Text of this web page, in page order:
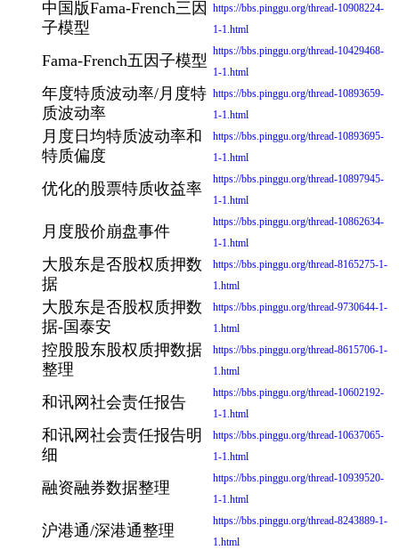
中国版Fama-French三因
子模型
https://bbs.pinggu.org/thread-10908224-
1-1.html
Fama-French五因子模型
https://bbs.pinggu.org/thread-10429468-
1-1.html
年度特质波动率/月度特
质波动率
https://bbs.pinggu.org/thread-10893659-
1-1.html
月度日均特质波动率和
特质偏度
https://bbs.pinggu.org/thread-10893695-
1-1.html
优化的股票特质收益率
https://bbs.pinggu.org/thread-10897945-
1-1.html
月度股价崩盘事件
https://bbs.pinggu.org/thread-10862634-
1-1.html
大股东是否股权质押数
据
https://bbs.pinggu.org/thread-8165275-1-
1.html
大股东是否股权质押数
据-国泰安
https://bbs.pinggu.org/thread-9730644-1-
1.html
控股股东股权质押数据
整理
https://bbs.pinggu.org/thread-8615706-1-
1.html
和讯网社会责任报告
https://bbs.pinggu.org/thread-10602192-
1-1.html
和讯网社会责任报告明
细
https://bbs.pinggu.org/thread-10637065-
1-1.html
融资融券数据整理
https://bbs.pinggu.org/thread-10939520-
1-1.html
沪港通/深港通整理
https://bbs.pinggu.org/thread-8243889-1-
1.html